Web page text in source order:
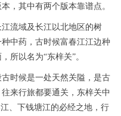
，其中有两个版本靠谱点。
流域及长江以北地区的树
中药，古时候富春江江边种
所以名为“东梓关”。
时候是一处天然关隘，是古
来行旅都要通关，东梓关中
、下钱塘江的必经之地，行